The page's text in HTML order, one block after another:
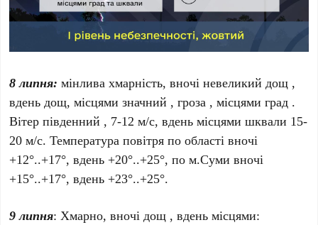
8 липня: мінлива хмарність, вночі невеликий дощ ,
вдень дощ, місцями значний , гроза , місцями град .
Вітер південний , 7-12 м/с, вдень місцями шквали 15-
20 м/с. Температура повітря по області вночі
+12°..+17°, вдень +20°..+25°, по м.Суми вночі
+15°..+17°, вдень +23°..+25°.
9 липня: Хмарно, вночі дощ , вдень місцями: